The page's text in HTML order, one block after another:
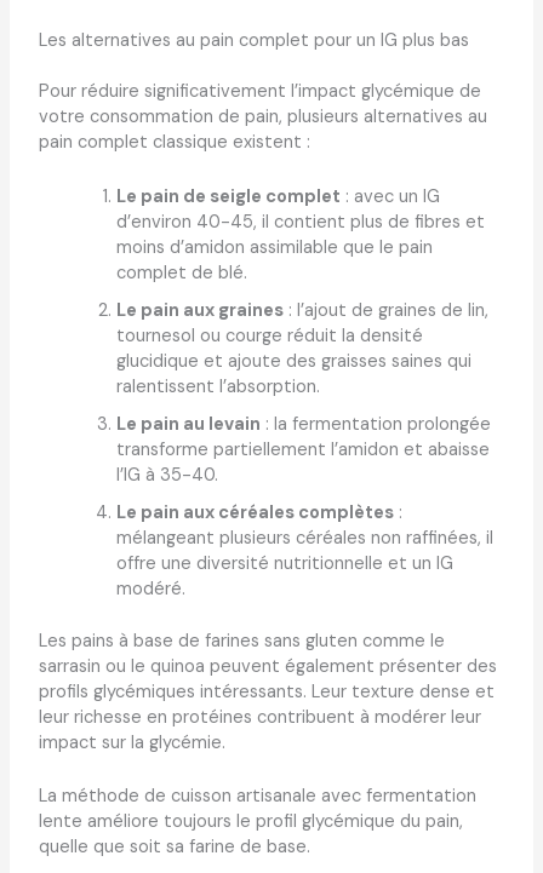
Les alternatives au pain complet pour un IG plus bas
Pour réduire significativement l’impact glycémique de
votre consommation de pain, plusieurs alternatives au
pain complet classique existent :
Le pain de seigle complet : avec un IG
d’environ 40-45, il contient plus de fibres et
moins d’amidon assimilable que le pain
complet de blé.
Le pain aux graines: l’ajout de graines de lin,
tournesol ou courge réduit la densité
glucidique et ajoute des graisses saines qui
ralentissent l’absorption.
Le pain au levain : la fermentation prolongée
transforme partiellement l’amidon et abaisse
l’IG à 35-40.
Le pain aux céréales complètes:
mélangeant plusieurs céréales non raffinées, il
offre une diversité nutritionnelle et un IG
modéré.
Les pains à base de farines sans gluten comme le
sarrasin ou le quinoa peuvent également présenter des
profils glycémiques intéressants. Leur texture dense et
leur richesse en protéines contribuent à modérer leur
impact sur la glycémie.
La méthode de cuisson artisanale avec fermentation
lente améliore toujours le profil glycémique du pain,
quelle que soit sa farine de base.